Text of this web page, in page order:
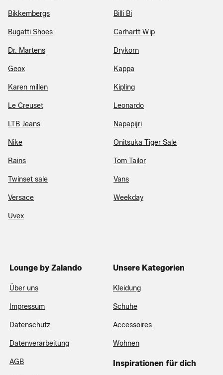
Bikkembergs Billi Bi
Bugatti Shoes Carhartt Wip
Dr. Martens Drykorn
Geox Kappa
Karen millen Kipling
Le Creuset Leonardo
LTB Jeans Napapijri
Nike Onitsuka Tiger Sale
Rains Tom Tailor
Twinset sale Vans
Versace Weekday
Uvex
Lounge by Zalando
Über uns
Impressum
Datenschutz
Datenverarbeitung
AGB
Unsere Kategorien
Kleidung
Schuhe
Accessoires
Wohnen
Inspirationen für dich